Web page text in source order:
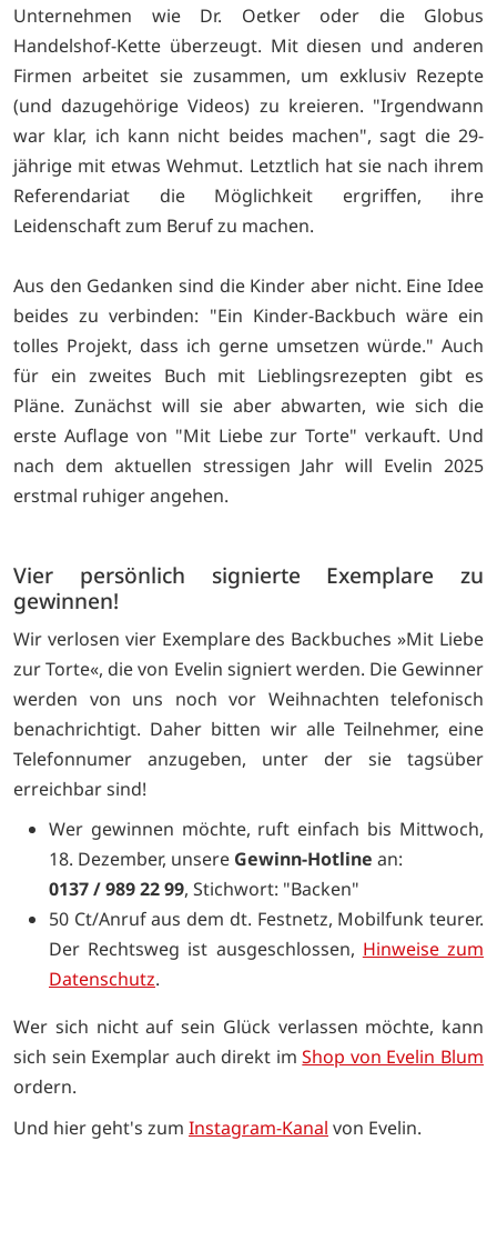
Unternehmen wie Dr. Oetker oder die Globus
Handelshof-Kette überzeugt. Mit diesen und anderen
Firmen arbeitet sie zusammen, um exklusiv Rezepte
(und dazugehörige Videos) zu kreieren. "Irgendwann
war klar, ich kann nicht beides machen", sagt die 29-
jährige mit etwas Wehmut. Letztlich hat sie nach ihrem
Referendariat die Möglichkeit ergriffen, ihre
Leidenschaft zum Beruf zu machen.
Aus den Gedanken sind die Kinder aber nicht. Eine Idee
beides zu verbinden: "Ein Kinder-Backbuch wäre ein
tolles Projekt, dass ich gerne umsetzen würde." Auch
für ein zweites Buch mit Lieblingsrezepten gibt es
Pläne. Zunächst will sie aber abwarten, wie sich die
erste Auflage von "Mit Liebe zur Torte" verkauft. Und
nach dem aktuellen stressigen Jahr will Evelin 2025
erstmal ruhiger angehen.
Vier persönlich signierte Exemplare zu
gewinnen!
Wir verlosen vier Exemplare des Backbuches »Mit Liebe
zur Torte«, die von Evelin signiert werden. Die Gewinner
werden von uns noch vor Weihnachten telefonisch
benachrichtigt. Daher bitten wir alle Teilnehmer, eine
Telefonnumer anzugeben, unter der sie tagsüber
erreichbar sind!
Wer gewinnen möchte, ruft einfach bis Mittwoch,
18. Dezember, unsere Gewinn-Hotline an:
0137 / 989 22 99, Stichwort: "Backen"
50 Ct/Anruf aus dem dt. Festnetz, Mobilfunk teurer.
Der Rechtsweg ist ausgeschlossen, Hinweise zum
Datenschutz.
Wer sich nicht auf sein Glück verlassen möchte, kann
sich sein Exemplar auch direkt imShop von Evelin Blum
ordern.
Und hier geht's zum Instagram-Kanal von Evelin.